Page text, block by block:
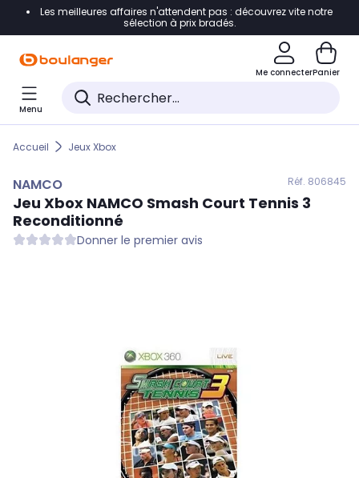
Accéder directement à la navigation
Accéder directement au pied de page
Accéder directement au chatbot
Les meilleures affaires n'attendent pas : découvrez vite notre
sélection à prix bradés.
Me connecterPanier
Menu
Accueil Jeux Xbox
NAMCO Réf. 806845
Jeu Xbox NAMCO Smash Court Tennis 3
Reconditionné
Donner le premier avis